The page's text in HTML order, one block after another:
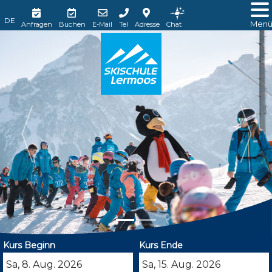
Anfragen Buchen E-Mail Tel Adresse Chat Menü
Kurs Beginn Kurs Ende